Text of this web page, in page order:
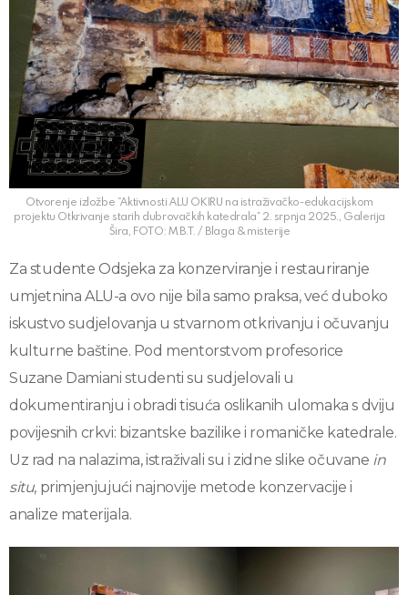
Otvorenje izložbe “Aktivnosti ALU OKIRU na istraživačko-edukacijskom
projektu Otkrivanje starih dubrovačkih katedrala” 2. srpnja 2025., Galerija
Šira, FOTO: M.B.T. / Blaga & misterije
Za studente Odsjeka za konzerviranje i restauriranje
umjetnina ALU-a ovo nije bila samo praksa, već duboko
iskustvo sudjelovanja u stvarnom otkrivanju i očuvanju
kulturne baštine. Pod mentorstvom profesorice
Suzane Damiani studenti su sudjelovali u
dokumentiranju i obradi tisuća oslikanih ulomaka s dviju
povijesnih crkvi: bizantske bazilike i romaničke katedrale.
Uz rad na nalazima, istraživali su i zidne slike očuvane in
situ, primjenjujući najnovije metode konzervacije i
analize materijala.